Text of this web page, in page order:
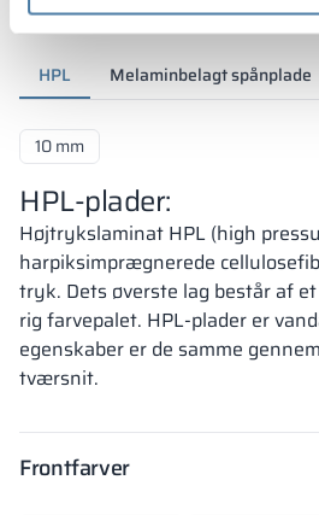
HPL Melaminbelagt spånplade
10 mm
HPL-plader:
Højtrykslaminat HPL (high
harpiksimprægnerede
tryk. Dets øverste lag består af
rig farvepalet. HPL-plader er
egenskaber er de samme
tværsnit.
Frontfarver